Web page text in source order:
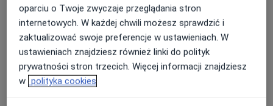
Koagulacja naczyń krwionośnych nosa
400 zł
Szczegółykoagulacja naczyń krwionośnych nosa
Umów
oparciu o Twoje zwyczaje przeglądania stron
internetowych. W każdej chwili możesz sprawdzić i
zaktualizować swoje preferencje w ustawieniach. W
ustawieniach znajdziesz również linki do polityk
prywatności stron trzecich. Więcej informacji znajdziesz
w polityka cookies